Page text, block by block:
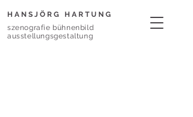
HANSJÖRG HARTUNG
szenografie bühnenbild
ausstellungsgestaltung